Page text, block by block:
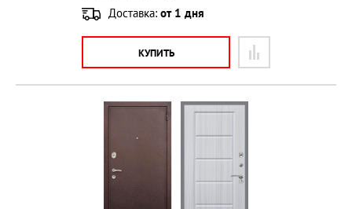
Доставка: от 1 дня
КУПИТЬ